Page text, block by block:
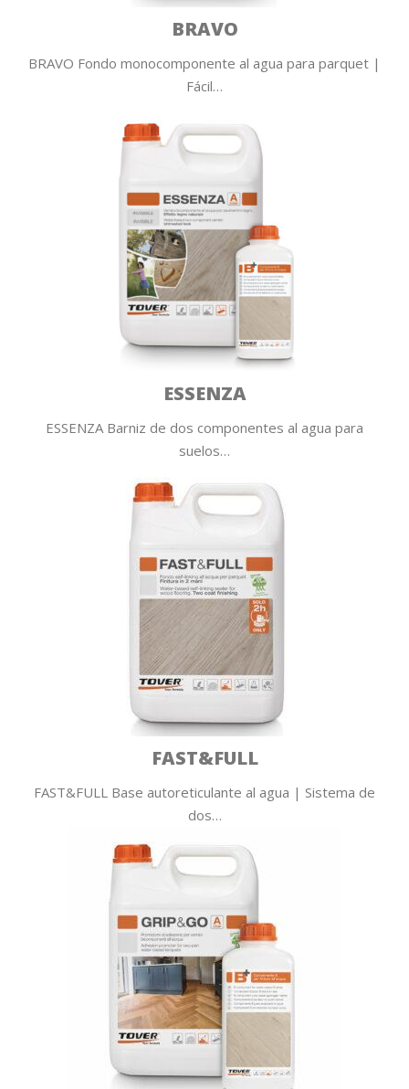
BRAVO
BRAVO Fondo monocomponente al agua para parquet |
Fácil…
ESSENZA
ESSENZA Barniz de dos componentes al agua para
suelos…
FAST&FULL
FAST&FULL Base autoreticulante al agua | Sistema de
dos…